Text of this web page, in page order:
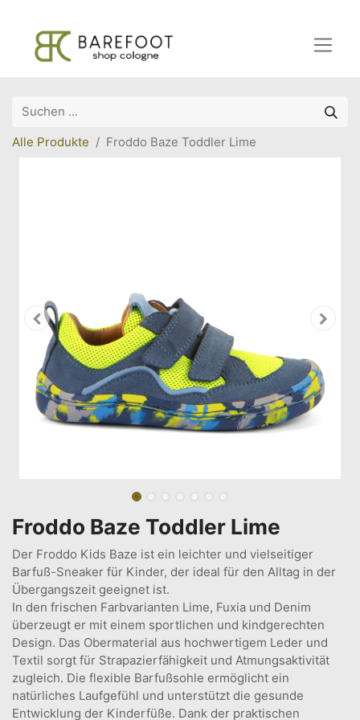
Alle Produkte Froddo Baze Toddler Lime
Froddo Baze Toddler Lime
Der Froddo Kids Baze ist ein leichter und vielseitiger
Barfuß-Sneaker für Kinder, der ideal für den Alltag in der
Übergangszeit geeignet ist.
In den frischen Farbvarianten Lime, Fuxia und Denim
überzeugt er mit einem sportlichen und kindgerechten
Design. Das Obermaterial aus hochwertigem Leder und
Textil sorgt für Strapazierfähigkeit und Atmungsaktivität
zugleich. Die flexible Barfußsohle ermöglicht ein
natürliches Laufgefühl und unterstützt die gesunde
Entwicklung der Kinderfüße. Dank der praktischen